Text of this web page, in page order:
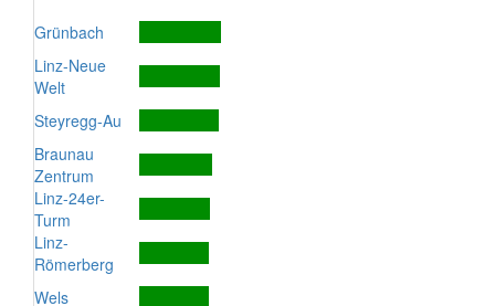
Grünbach
Linz-Neue
Welt
Steyregg-Au
Braunau
Zentrum
Linz-24er-
Turm
Linz-
Römerberg
Wels